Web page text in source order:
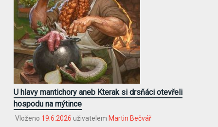
U hlavy mantichory aneb Kterak si drsňáci otevřeli
hospodu na mýtince
Vloženo 19.6.2026 uživatelem Martin Bečvář